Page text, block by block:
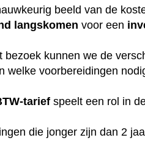
beeld van de
langskomen voor een
bezoek kunnen we de
welke voorbereidingen
tarief speelt een rol in
die jonger zijn dan 2